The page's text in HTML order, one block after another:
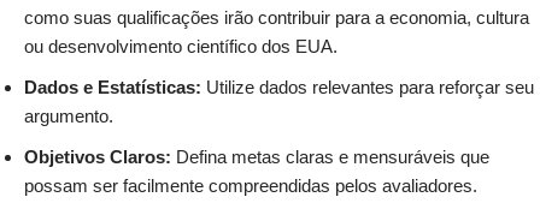
como suas qualificações irão contribuir para a economia, cultura
ou desenvolvimento científico dos EUA.
Dados e Estatísticas: Utilize dados relevantes para reforçar seu
argumento.
Objetivos Claros: Defina metas claras e mensuráveis que
possam ser facilmente compreendidas pelos avaliadores.